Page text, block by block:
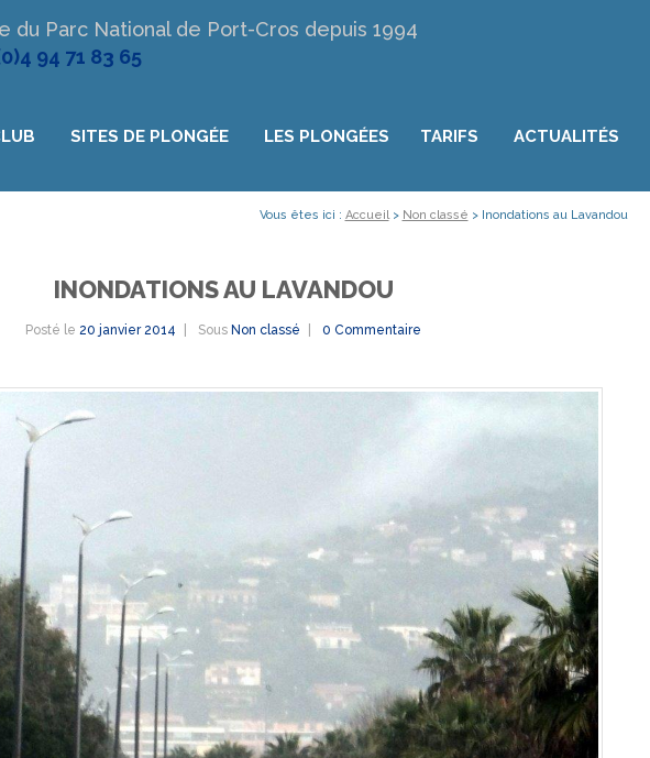
du Parc National de Port-Cros depuis 1994
94 71 83 65
SITES DE PLONGÉE LES PLONGÉES TARIFS ACTUALITÉS
Vous êtes ici : Accueil> Non classé > Inondations au Lavandou
INONDATIONS AU LAVANDOU
Posté le 20 janvier 2014 Sous Non classé 0 Commentaire